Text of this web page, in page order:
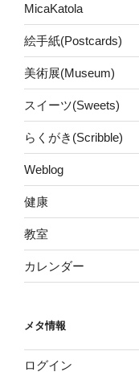
MicaKatola
絵手紙(Postcards)
美術展(Museum)
スイーツ(Sweets)
らくがき(Scribble)
Weblog
健康
教室
カレンダー
メタ情報
ログイン